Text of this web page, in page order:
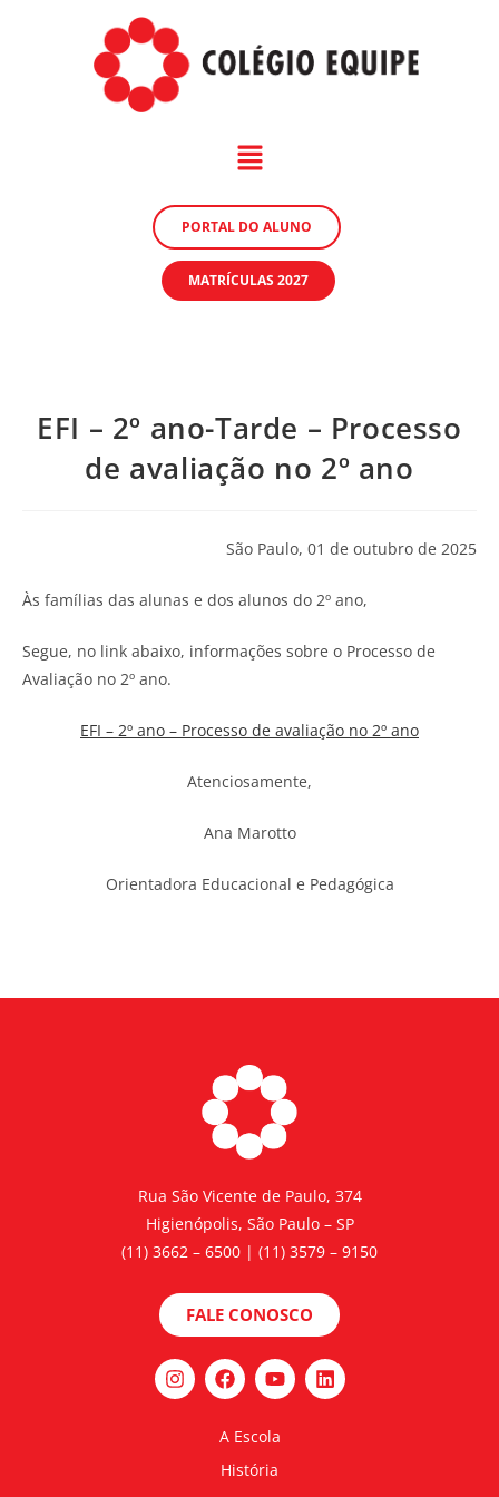
PORTAL DO ALUNO
MATRÍCULAS 2027
EFI – 2º ano-Tarde – Processo
de avaliação no 2º ano
São Paulo, 01 de outubro de 2025
Às famílias das alunas e dos alunos do 2º ano,
Segue, no link abaixo, informações sobre o Processo de
Avaliação no 2º ano.
EFI – 2º ano – Processo de avaliação no 2º ano
Atenciosamente,
Ana Marotto
Orientadora Educacional e Pedagógica
Rua São Vicente de Paulo, 374
Higienópolis, São Paulo – SP
(11) 3662 – 6500 | (11) 3579 – 9150
FALE CONOSCO
A Escola
História